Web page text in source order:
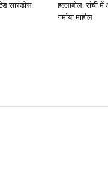
सारंडोस
हल्लाबोल: रांची
गर्माया माहौल